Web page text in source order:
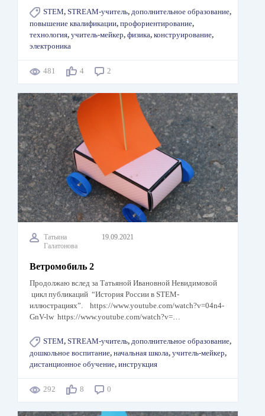
STEM, STREAM-учитель, дополнительное образование,
повышение квалификации, профориентирование,
технология, учитель-мейкер, физика, конструирование,
электроника
481 4 2
Татьяна
Галатонова
19.09.2021
Ветромобиль 2
Продолжаю вслед за Татьяной Ивановной Невидимовой
цикл публикаций “История России в STEM-
иллюстрациях”. https://www.youtube.com/watch?v=04n4-
GnV-lw https://www.youtube.com/watch?v=…
STEM, STREAM-учитель, дополнительное образование,
дошкольное воспитание, начальная школа, учитель-мейкер,
дистанционное обучение, инструкция
292 8 0